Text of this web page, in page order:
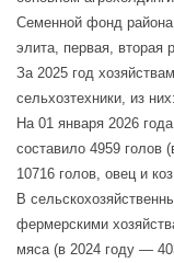
Семенной фонд
элита, первая, вторая
За 2025 год
сельхозтехники, из
На 01 января 2026
составило 4959
10716 голов, овец и
В
фермерскими
мяса (в 2024 году —